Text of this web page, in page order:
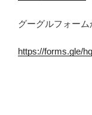
グーグルフォー
https://forms.gle/